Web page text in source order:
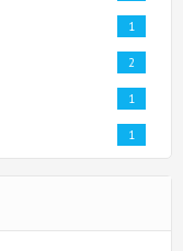
1
2
1
1